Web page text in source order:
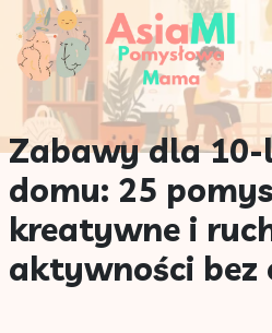
Zabawy dla
domu: 25
kreatywne i
aktywności bez